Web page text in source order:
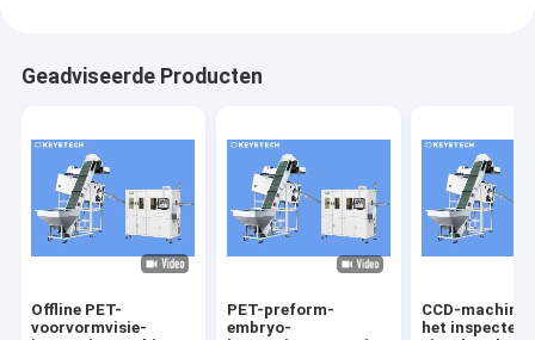
Geadviseerde Producten
Offline PET-
voorvormvisie-
PET-preform-
embryo-
CCD-machine
het